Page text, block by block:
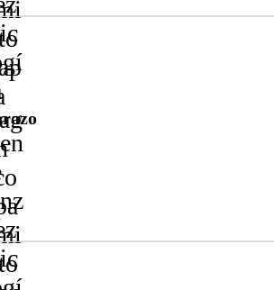
en:
emocional
no respetado
el bebé
pareja